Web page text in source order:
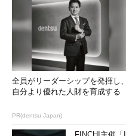
全員がリーダーシップを発揮し、
自分より優れた人財を育成する
PR(dentsu Japan)